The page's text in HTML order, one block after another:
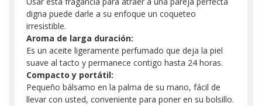
digna puede darle a su enfoque un coqueteo
irresistible.
Aroma de larga duración:
Es un aceite ligeramente perfumado que deja la piel
suave al tacto y permanece contigo hasta 24 horas.
Compacto y portátil:
Pequeño bálsamo en la palma de su mano, fácil de
llevar con usted, conveniente para poner en su bolsillo.